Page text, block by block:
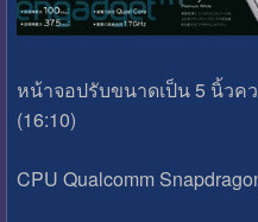
หน้าจอปรับขนาดเป็น 5 นิ้วค
(16:10)
CPU Qualcomm